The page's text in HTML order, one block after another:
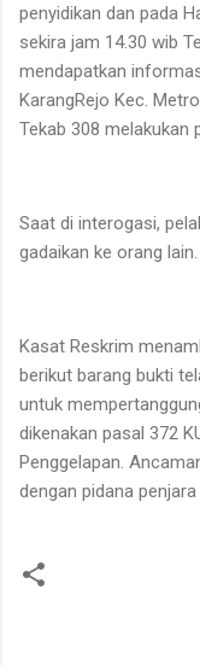
penyidikan dan pada
sekira jam 14.30 wib
mendapatkan
KarangRejo Kec.
Tekab 308 melakukan
Saat di interogasi,
gadaikan ke orang lain.
Kasat Reskrim
berikut barang bukti
untuk
dikenakan pasal 372
Penggelapan.
dengan pidana